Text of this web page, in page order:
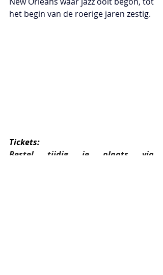
het begin van de roerige jaren zestig.
Tickets: